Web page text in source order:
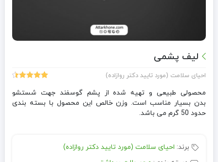
لیف پشمی
احیای سلامت (مورد تایید دکتر روازاده)
4.55
از 5
امتیازدهی
محصولی طبیعی و تهیه شده از پشم گوسفند جهت شستشو
بدن بسیار مناسب است. وزن خالص این محصول با بسته بندی
حدود 50 گرم می باشد.
برند: احیای سلامت (مورد تایید دکتر روازاده)